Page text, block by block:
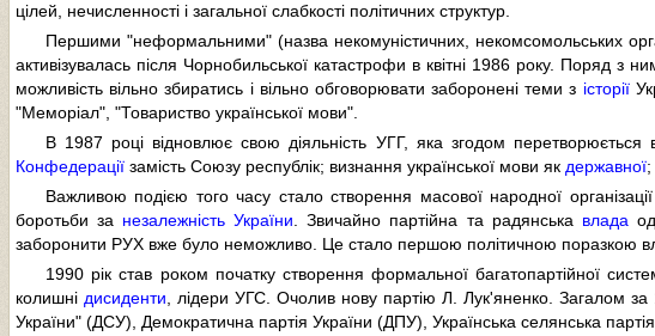
цілей, нечисленності і загальної слабкості політичних структур.
Першими "неформальними" (назва некомуністичних, некомсомольських
активізувалась після Чорнобильської катастрофи в квітні 1986 року. Поряд з
можливість вільно збиратись і вільно обговорювати заборонені теми з історії
"Меморіал", "Товариство української мови".
В 1987 році відновлює свою діяльність УГГ, яка згодом перетворюється
Конфедерації замість Союзу республік; визнання української мови як державної;
Важливою подією того часу стало створення масової народної
боротьби за незалежність України . Звичайно партійна та радянська влада
заборонити РУХ вже було неможливо. Це стало першою політичною поразкою
1990 рік став роком початку створення формальної багатопартійної
колишні дисиденти , лідери УГС. Очолив нову партію Л. Лук'яненко. Загалом за
України" (ДСУ), Демократична партія України (ДПУ), Українська селянська